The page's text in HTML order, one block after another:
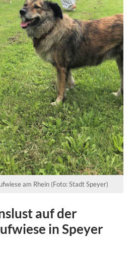
am Rhein (Foto: Stadt Speyer)
auf der
in Speyer